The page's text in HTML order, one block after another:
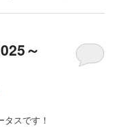
～
スです！